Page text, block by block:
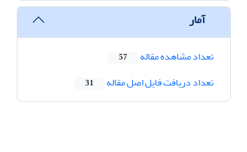
آمار
تعداد مشاهده مقاله 57
تعداد دریافت فایل اصل مقاله 31